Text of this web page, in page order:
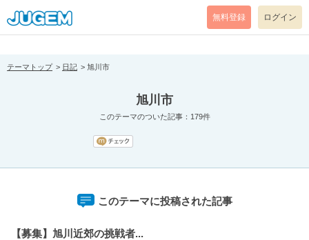
[pear_error: message="Success" code=0 mode=return level=notice
prefix="" info=""]
無料登録 ログイン
テーマトップ 日記 旭川市
旭川市
このテーマのついた記事：179件
このテーマに投稿された記事
【募集】旭川近郊の挑戦者...